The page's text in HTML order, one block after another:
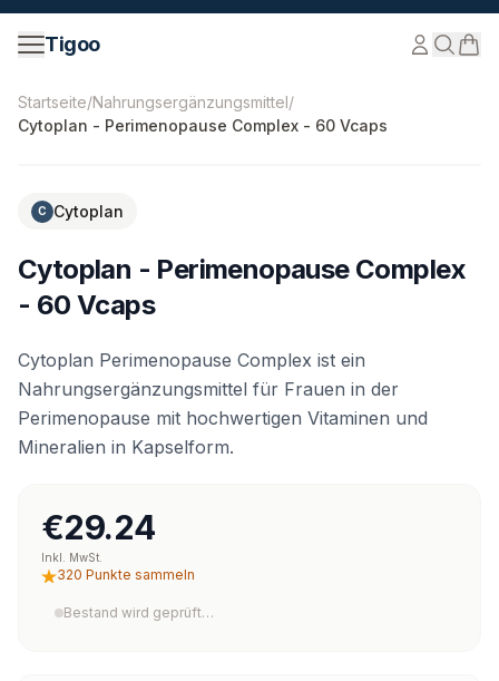
Zum Inhalt springen
Tigoo
©2026Nutri Nordic AB.Alle Rechte vorbehalten.
Startseite/Nahrungsergänzungsmittel/
Cytoplan - Perimenopause Complex - 60 Vcaps
C Cytoplan
Cytoplan - Perimenopause Complex
- 60 Vcaps
Cytoplan Perimenopause Complex ist ein
Nahrungsergänzungsmittel für Frauen in der
Perimenopause mit hochwertigen Vitaminen und
Mineralien in Kapselform.
€29.24
Inkl. MwSt.
320 Punkte sammeln
Bestand wird geprüft…